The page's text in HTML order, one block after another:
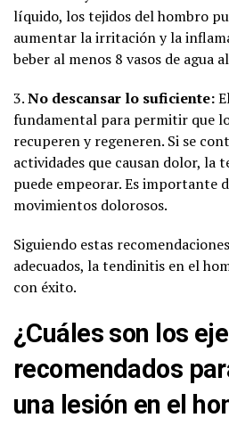
líquido, los tejidos del hombro
aumentar la irritación y la
beber al menos 8 vasos de agua
3.No descansar lo suficiente:
fundamental para permitir que
recuperen y regeneren. Si se
actividades que causan dolor, la
puede empeorar. Es importante
movimientos dolorosos.
Siguiendo estas
adecuados, la tendinitis en el
con éxito.
¿Cuáles son los
recomendados
una lesión en el